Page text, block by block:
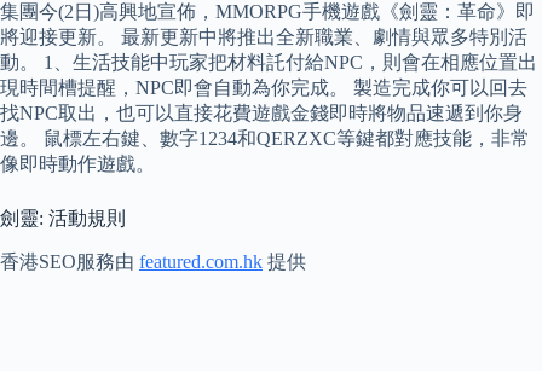
集團今(2日)高興地宣佈，MMORPG手機遊戲《劍靈：革命》即
將迎接更新。 最新更新中將推出全新職業、劇情與眾多特別活
動。 1、生活技能中玩家把材料託付給NPC，則會在相應位置出
現時間槽提醒，NPC即會自動為你完成。 製造完成你可以回去
找NPC取出，也可以直接花費遊戲金錢即時將物品速遞到你身
邊。 鼠標左右鍵、數字1234和QERZXC等鍵都對應技能，非常
像即時動作遊戲。
劍靈: 活動規則
香港SEO服務由 featured.com.hk 提供